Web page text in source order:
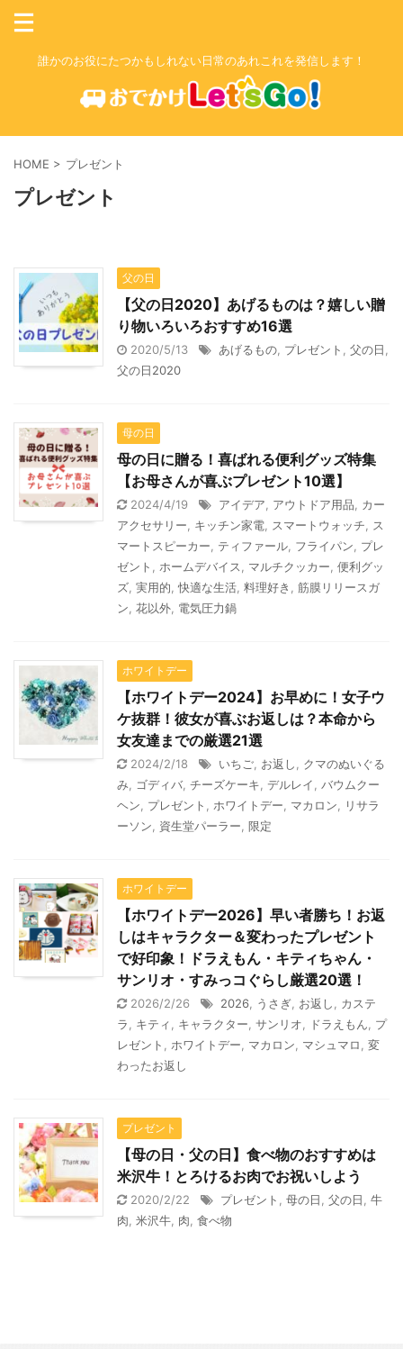
誰かのお役にたつかもしれない日常のあれこれを発信します！
HOME > プレゼント
プレゼント
父の日
【父の日2020】あげるものは？嬉しい贈
り物いろいろおすすめ16選
2020/5/13 あげるもの プレゼント 父の日
父の日2020
母の日
母の日に贈る！喜ばれる便利グッズ特集
【お母さんが喜ぶプレゼント10選】
2024/4/19 アイデア アウトドア用品
カー
アクセサリー
キッチン家電 スマートウォッチ
ス
マートスピーカー
ティファール フライパン
プレ
ゼント
ホームデバイス マルチクッカー 便利グッ
ズ 実用的 快適な生活 料理好き
筋膜リリースガ
ン 花以外 電気圧力鍋
ホワイトデー
【ホワイトデー2024】お早めに！女子ウ
ケ抜群！彼女が喜ぶお返しは？本命から
女友達までの厳選21選
2024/2/18 いちご お返し
クマのぬいぐる
み
ゴディバ チーズケーキ デルレイ
バウムクー
ヘン
プレゼント ホワイトデー マカロン
リサラ
ーソン
資生堂パーラー 限定
ホワイトデー
【ホワイトデー2026】早い者勝ち！お返
しはキャラクター＆変わったプレゼント
で好印象！ドラえもん・キティちゃん・
サンリオ・すみっコぐらし厳選20選！
2026/2/26 2026 うさぎ お返し
カステ
ラ
キティ キャラクター サンリオ ドラえもん
プ
レゼント
ホワイトデー マカロン マシュマロ
変
わったお返し
プレゼント
【母の日・父の日】食べ物のおすすめは
米沢牛！とろけるお肉でお祝いしよう
2020/2/22 プレゼント 母の日 父の日
牛
肉 米沢牛 肉 食べ物